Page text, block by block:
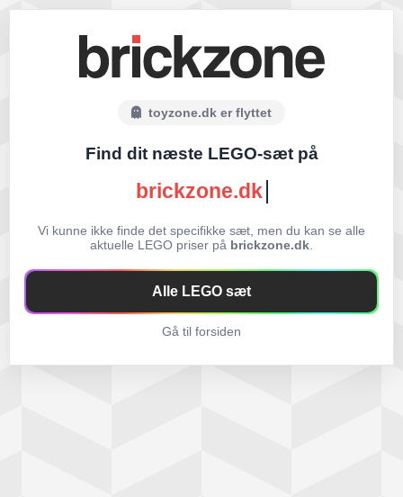
toyzone.dk er flyttet
Find dit næste LEGO-sæt på
brickzone.dk
Vi kunne ikke finde det specifikke sæt, men du kan se alle
aktuelle LEGO priser på brickzone.dk
Alle LEGO sæt
Gå til forsiden